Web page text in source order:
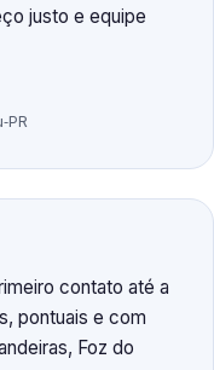
justo e equipe
contato até a
pontuais e com
Foz do